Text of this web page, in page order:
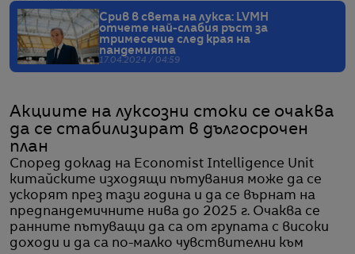
Срив в света на лукса: LVMH
отчете най-слабия ръст за
тримесечие след края на
пандемията
17.04.2024 / 04:59
Акциите на луксозни стоки се очаква
да се стабилизират в дългосрочен
план
Според доклад на Economist Intelligence Unit
китайските изходящи пътувания може да се
ускорят през тази година и да се върнат на
предпандемичните нива до 2025 г. Очаква се
ранните пътуващи да са от групата с високи
доходи и да са по-малко чувствителни към